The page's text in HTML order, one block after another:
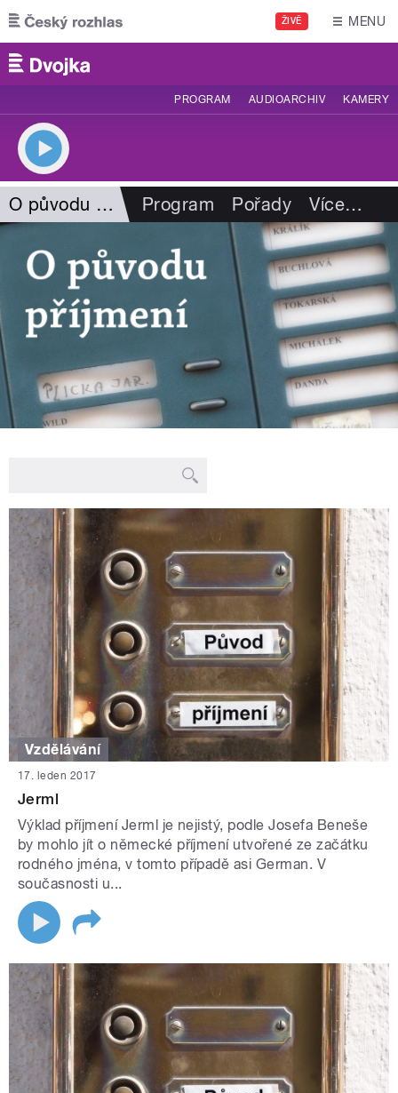
Přejít k hlavnímu obsahu
ŽIVĚ MENU
PROGRAM AUDIOARCHIV KAMERY
O původu příjmení Program Pořady Více…
Vzdělávání
17. leden 2017
Jerml
Výklad příjmení Jerml je nejistý, podle Josefa Beneše
by mohlo jít o německé příjmení utvořené ze začátku
rodného jména, v tomto případě asi German. V
současnosti u...